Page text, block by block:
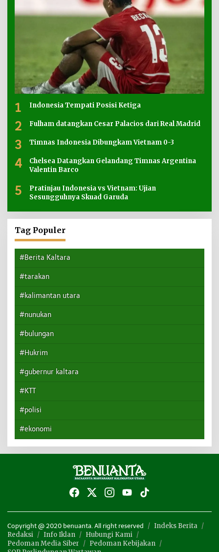
1 Indonesia Tempati Posisi Ketiga
2 Fulham datangkan Cesar Palacios dari Real Madrid
3 Timnas Indonesia Dibungkam Vietnam 0-3
4
Chelsea Datangkan Gelandang Timnas Argentina
Valentin Barco
5
Pratinjau Indonesia vs Vietnam: Ujian
Sesungguhnya Skuad Garuda
Tag Populer
#Berita Kaltara
#tarakan
#kalimantan utara
#nunukan
#bulungan
#Hukrim
#gubernur kaltara
#KTT
#polisi
#ekonomi
Copyright @ 2020 benuanta. All right reserved
Indeks Berita
Redaksi
Info Iklan
Hubungi Kami
Pedoman Media Siber
Pedoman Kebijakan